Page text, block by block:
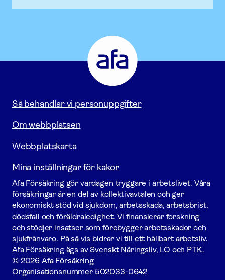
Försäkring
Gå
till
startsidan
Så behandlar vi personuppgifter
Om webbplatsen
Webbplatskarta
Mina inställningar för kakor
Afa För­säkring gör vardagen tryggare i arbetslivet. Våra
försäk­ringar är en del av kollektivavtalen och ger
ekonomiskt stöd vid sjukdom, arbetsskada, arbetsbrist,
dödsfall och föräldraledighet. Vi finansierar forskning
och stödjer insatser som förebygger arbets­skador och
sjukfrånvaro. På så vis bidrar vi till ett hållbart arbetsliv.
Afa För­säkring ägs av Svenskt Näringsliv, LO och PTK.
© 2026 Afa Försäkring
Organisationsnummer 502033-0642